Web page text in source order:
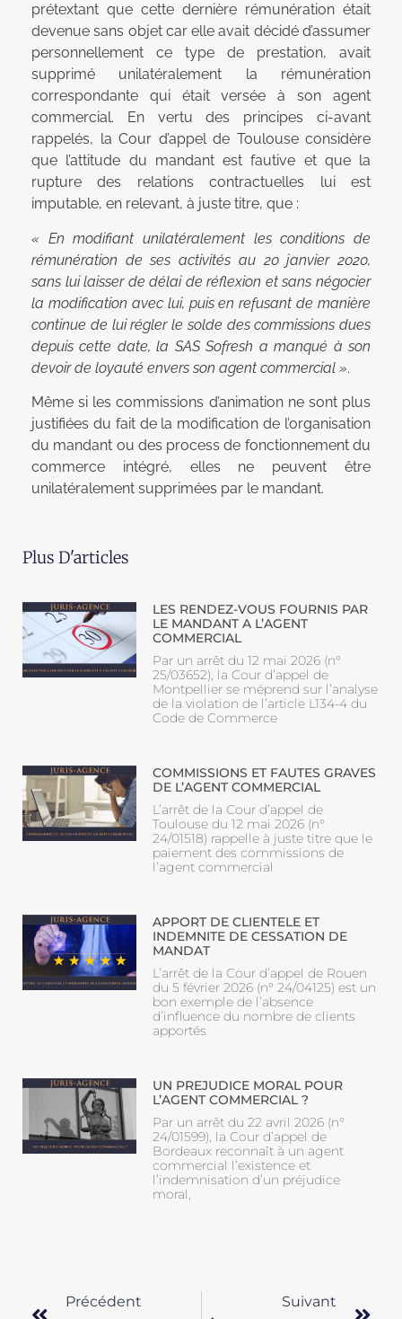
prétextant que cette dernière rémunération était
devenue sans objet car elle avait décidé d’assumer
personnellement ce type de prestation, avait
supprimé unilatéralement la rémunération
correspondante qui était versée à son agent
commercial. En vertu des principes ci-avant
rappelés, la Cour d’appel de Toulouse considère
que l’attitude du mandant est fautive et que la
rupture des relations contractuelles lui est
imputable, en relevant, à juste titre, que :
« En modifiant unilatéralement les conditions de
rémunération de ses activités au 20 janvier 2020,
sans lui laisser de délai de réflexion et sans négocier
la modification avec lui, puis en refusant de manière
continue de lui régler le solde des commissions dues
depuis cette date, la SAS Sofresh a manqué à son
devoir de loyauté envers son agent commercial ».
Même si les commissions d’animation ne sont plus
justifiées du fait de la modification de l’organisation
du mandant ou des process de fonctionnement du
commerce intégré, elles ne peuvent être
unilatéralement supprimées par le mandant.
Plus D'articles
LES RENDEZ-VOUS FOURNIS PAR
LE MANDANT A L’AGENT
COMMERCIAL
Par un arrêt du 12 mai 2026 (n°
25/03652), la Cour d’appel de
Montpellier se méprend sur l’analyse
de la violation de l’article L134-4 du
Code de Commerce
COMMISSIONS ET FAUTES GRAVES
DE L’AGENT COMMERCIAL
L’arrêt de la Cour d’appel de
Toulouse du 12 mai 2026 (n°
24/01518) rappelle à juste titre que le
paiement des commissions de
l’agent commercial
APPORT DE CLIENTELE ET
INDEMNITE DE CESSATION DE
MANDAT
L’arrêt de la Cour d’appel de Rouen
du 5 février 2026 (n° 24/04125) est un
bon exemple de l’absence
d’influence du nombre de clients
apportés
UN PREJUDICE MORAL POUR
L’AGENT COMMERCIAL ?
Par un arrêt du 22 avril 2026 (n°
24/01599), la Cour d’appel de
Bordeaux reconnaît à un agent
commercial l’existence et
l’indemnisation d’un préjudice
moral,
Précédent Suivant